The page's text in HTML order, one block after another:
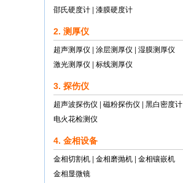
邵氏硬度计
漆膜硬度计
2. 测厚仪
超声测厚仪 涂层测厚仪
湿膜测厚仪
激光测厚仪
标线测厚仪
3. 探伤仪
超声波探伤仪 磁粉探伤仪
黑白密度计
电火花检测仪
4. 金相设备
金相切割机 金相磨抛机
金相镶嵌机
金相显微镜